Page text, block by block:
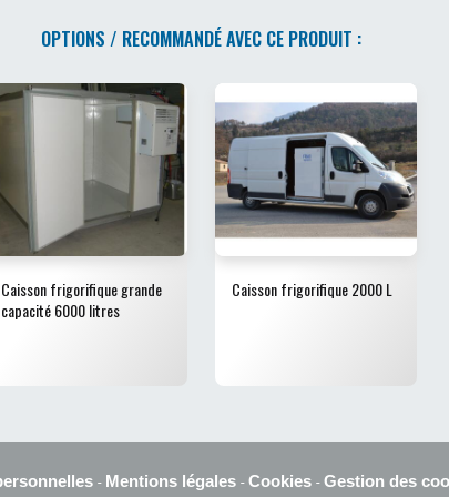
OPTIONS / RECOMMANDÉ AVEC CE PRODUIT :
Caisson frigorifique grande
capacité 6000 litres
Caisson frigorifique 2000 L
Mentions légales Cookies Gestion des